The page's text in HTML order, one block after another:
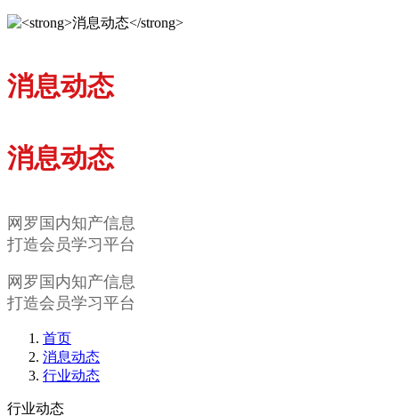
消息动态
消息动态
网罗国内知产信息
打造会员学习平台
网罗国内知产信息
打造会员学习平台
首页
消息动态
行业动态
行业动态